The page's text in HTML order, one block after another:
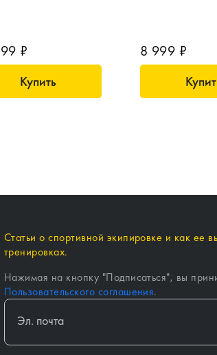
₽
Купить
8 999 ₽
Статьи о спортивной экипировке и как ее
тренировках.
Нажимая на кнопку "Подписаться", вы
Пользовательского соглашения.